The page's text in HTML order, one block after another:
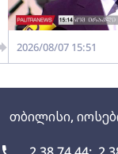
თბილისი,
2026/08/07 15:51